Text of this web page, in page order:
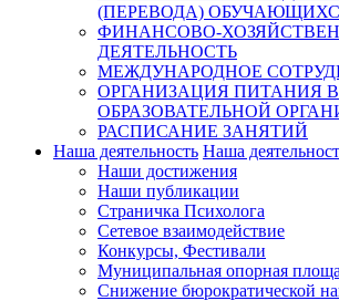
(ПЕРЕВОДА)
ФИНАНСОВО-
ДЕЯТЕЛЬНОСТЬ
МЕЖДУНАРОДНОЕ
ОРГАНИЗАЦИЯ ПИТАНИЯ В
ОБРАЗОВАТЕЛЬНОЙ
РАСПИСАНИЕ ЗАНЯТИЙ
Наша деятельность Наша
Наши достижения
Наши публикации
Страничка Психолога
Сетевое взаимодействие
Конкурсы, Фестивали
Муниципальная опорная
Снижение бюрократической